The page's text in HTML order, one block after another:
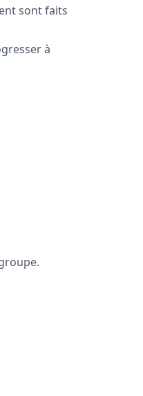
sont faits
à